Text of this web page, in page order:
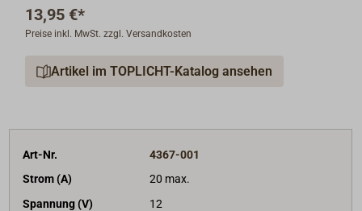
13,95 €*
Preise inkl. MwSt. zzgl. Versandkosten
Artikel im TOPLICHT-Katalog ansehen
Art-Nr.
4367-001
Strom (A)
20 max.
Spannung (V)
12